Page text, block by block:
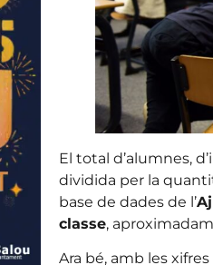
El total d’alumnes,
dividida per la
base de dades de l’
classe,
Ara bé, amb les